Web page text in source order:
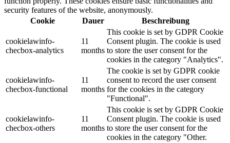
security features of the website, anonymously.
Cookie
Dauer Beschreibung
cookielawinfo-
checbox-analytics
11
months
This cookie is set by GDPR Cookie
Consent plugin. The cookie is used
to store the user consent for the
cookies in the category "Analytics".
cookielawinfo-
checbox-functional
11
months
The cookie is set by GDPR cookie
consent to record the user consent
for the cookies in the category
"Functional".
cookielawinfo-
checbox-others
11
months
This cookie is set by GDPR Cookie
Consent plugin. The cookie is used
to store the user consent for the
cookies in the category "Other.